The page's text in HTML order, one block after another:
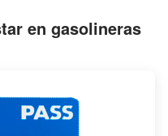
en gasolineras